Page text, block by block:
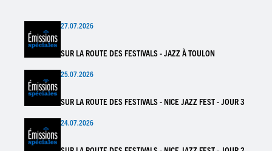
27.07.2026
SUR LA ROUTE DES FESTIVALS - JAZZ À TOULON
25.07.2026
SUR LA ROUTE DES FESTIVALS - NICE JAZZ FEST - JOUR 3
24.07.2026